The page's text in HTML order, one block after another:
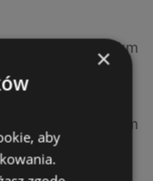
21,36 km
72-400
34,13 km
×
aby